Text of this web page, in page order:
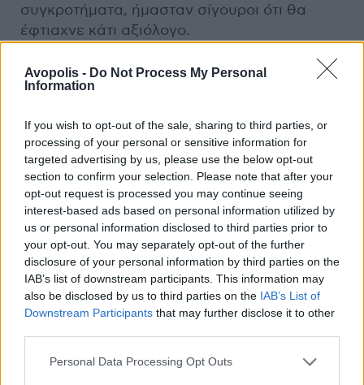
Avopolis - Do Not Process My Personal
Information
If you wish to opt-out of the sale, sharing to third parties, or
processing of your personal or sensitive information for
targeted advertising by us, please use the below opt-out
section to confirm your selection. Please note that after your
opt-out request is processed you may continue seeing
interest-based ads based on personal information utilized by
us or personal information disclosed to third parties prior to
your opt-out. You may separately opt-out of the further
disclosure of your personal information by third parties on the
IAB’s list of downstream participants. This information may
also be disclosed by us to third parties on the IAB’s List of
Downstream Participants that may further disclose it to other
Personal Data Processing Opt Outs
συγκροτήματα, ήμασταν σίγουροι ότι θα
έφτιαχνε κάτι αξιόλογο.
τρόπο που ανέδειξε τον συναυλιακό χώρο.
Στα προηγούμενα βίντεο, αν δε μας έλεγε
τίποτα. Και έχουμε παίξει σε όλους τους
χώρους αυτούς. Προσπαθεί να παρουσιάσει
κάτι διαφορετικό κάθε φορά για να κεντρίσει
το ενδιαφέρον του θεατή. Για παράδειγμα,
στο δικό μας live έχει σταθερά φώτα και
κινηματογραφήθηκε στο πατάρι του 8ball,
θυμίζει industrial μέρος. Δεν είχαμε 100%
οπτική εικόνα μεταξύ μας. Εγώ πίσω από τα
τύμπανα έβλεπα μόνο τον μπασίστα. Με τους
υπόλοιπους μας χώριζε μια κολώνα και κάτι
κάγκελα. Ο Χρήστος μας έδωσε πλήρη
ελευθερία κινήσεων και λόγου. Ζήτησε να